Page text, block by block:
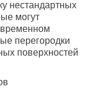
нестандартных
могут
перегородки
поверхностей